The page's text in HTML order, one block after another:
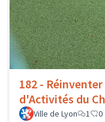
182 - Réinventer
d'Activités du
Ville de Lyon 1 0